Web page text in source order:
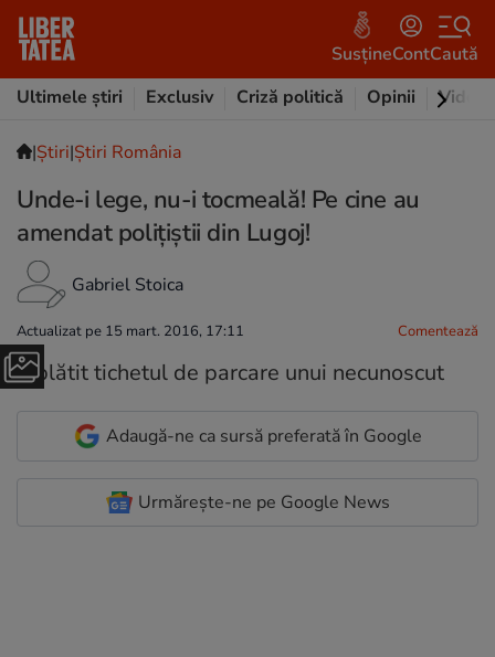
SusțineContCaută
Ultimele știri
Exclusiv Criză politică Opinii Video
|Ştiri|Știri România
Unde-i lege, nu-i tocmeală! Pe cine au
amendat poliţiştii din Lugoj!
Gabriel Stoica
Actualizat pe 15 mart. 2016, 17:11 Comentează
Adaugă-ne ca sursă preferată în Google
Urmărește-ne pe Google News